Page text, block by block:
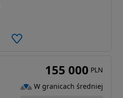
155 000 PLN
W granicach średniej